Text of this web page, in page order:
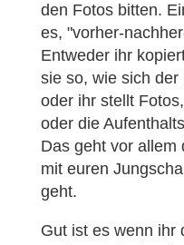
den Fotos bitten.
es, "vorher-
Entweder ihr
sie so, wie sich
oder ihr stellt
oder die
Das geht vor allem
mit euren
geht.
Gut ist es wenn ihr